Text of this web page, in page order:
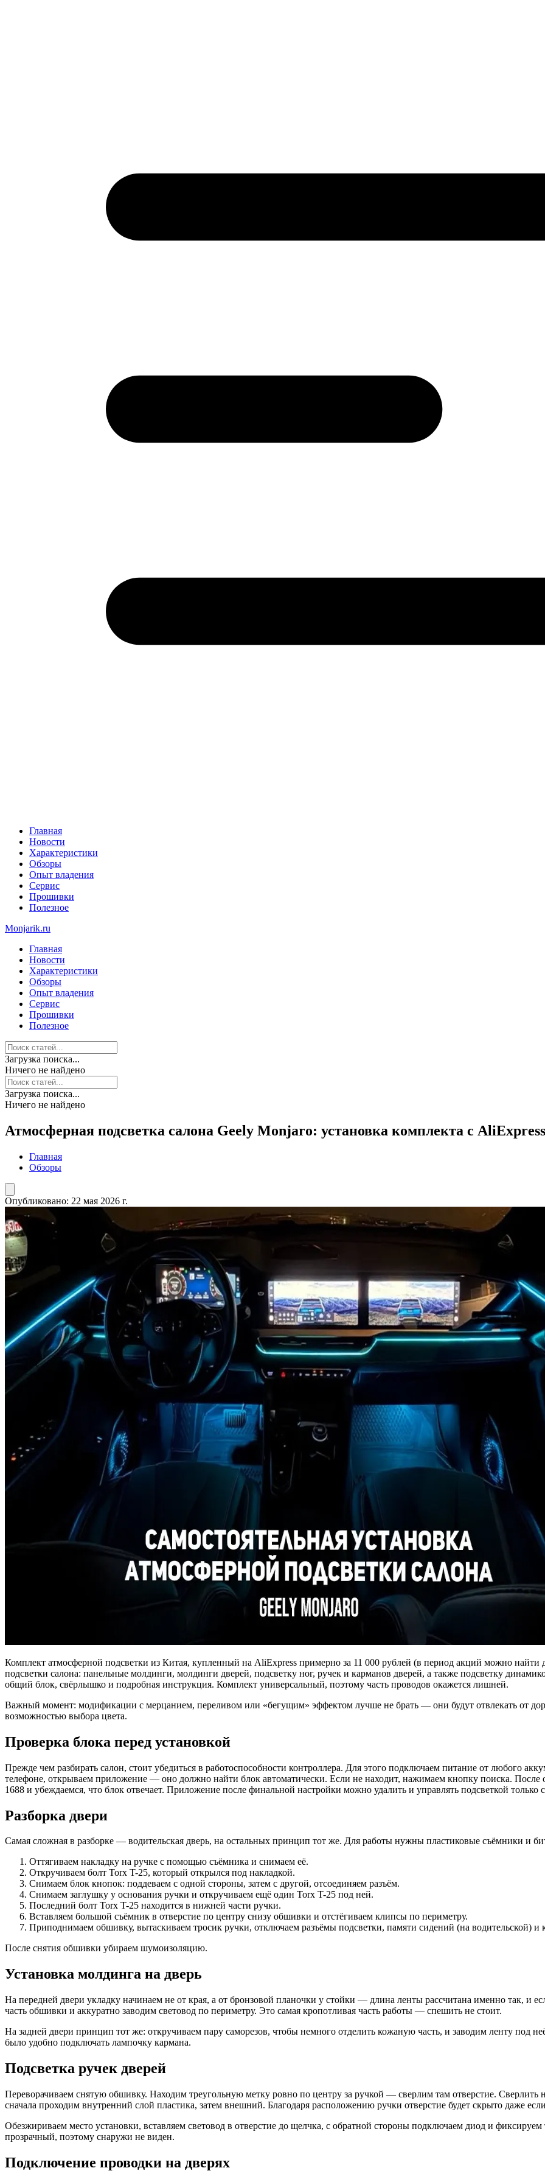
Главная
Новости
Характеристики
Обзоры
Опыт владения
Сервис
Прошивки
Полезное
Monjarik.ru
Главная
Новости
Характеристики
Обзоры
Опыт владения
Сервис
Прошивки
Полезное
Загрузка поиска...
Ничего не найдено
Загрузка поиска...
Ничего не найдено
Атмосферная подсветка салона Geely Monjaro: установка комплекта с AliExpress
Главная
Обзоры
Опубликовано: 22 мая 2026 г.
Комплект атмосферной подсветки из Китая, купленный на AliExpress примерно за 11 000 рублей (в период акций можно найти
подсветки салона: панельные молдинги, молдинги дверей, подсветку ног, ручек и карманов дверей, а также подсветку
общий блок, свёрлышко и подробная инструкция. Комплект универсальный, поэтому часть проводов окажется лишней.
Важный момент: модификации с мерцанием, переливом или «бегущим» эффектом лучше не брать — они будут отвлекать от
возможностью выбора цвета.
Проверка блока перед установкой
Прежде чем разбирать салон, стоит убедиться в работоспособности контроллера. Для этого подключаем питание от любого
телефоне, открываем приложение — оно должно найти блок автоматически. Если не находит, нажимаем кнопку поиска. После
1688 и убеждаемся, что блок отвечает. Приложение после финальной настройки можно удалить и управлять подсветкой только
Разборка двери
Самая сложная в разборке — водительская дверь, на остальных принцип тот же. Для работы нужны пластиковые съёмники и
Оттягиваем накладку на ручке с помощью съёмника и снимаем её.
Откручиваем болт Torx T-25, который открылся под накладкой.
Снимаем блок кнопок: поддеваем с одной стороны, затем с другой, отсоединяем разъём.
Снимаем заглушку у основания ручки и откручиваем ещё один Torx T-25 под ней.
Последний болт Torx T-25 находится в нижней части ручки.
Вставляем большой съёмник в отверстие по центру снизу обшивки и отстёгиваем клипсы по периметру.
Приподнимаем обшивку, вытаскиваем тросик ручки, отключаем разъёмы подсветки, памяти сидений (на водительской) и
После снятия обшивки убираем шумоизоляцию.
Установка молдинга на дверь
На передней двери укладку начинаем не от края, а от бронзовой планочки у стойки — длина ленты рассчитана именно так, и
часть обшивки и аккуратно заводим световод по периметру. Это самая кропотливая часть работы — спешить не стоит.
На задней двери принцип тот же: откручиваем пару саморезов, чтобы немного отделить кожаную часть, и заводим ленту под
было удобно подключать лампочку кармана.
Подсветка ручек дверей
Переворачиваем снятую обшивку. Находим треугольную метку ровно по центру за ручкой — сверлим там отверстие. Сверлить
сначала проходим внутренний слой пластика, затем внешний. Благодаря расположению ручки отверстие будет скрыто даже
Обезжириваем место установки, вставляем световод в отверстие до щелчка, с обратной стороны подключаем диод и
прозрачный, поэтому снаружи не виден.
Подключение проводки на дверях